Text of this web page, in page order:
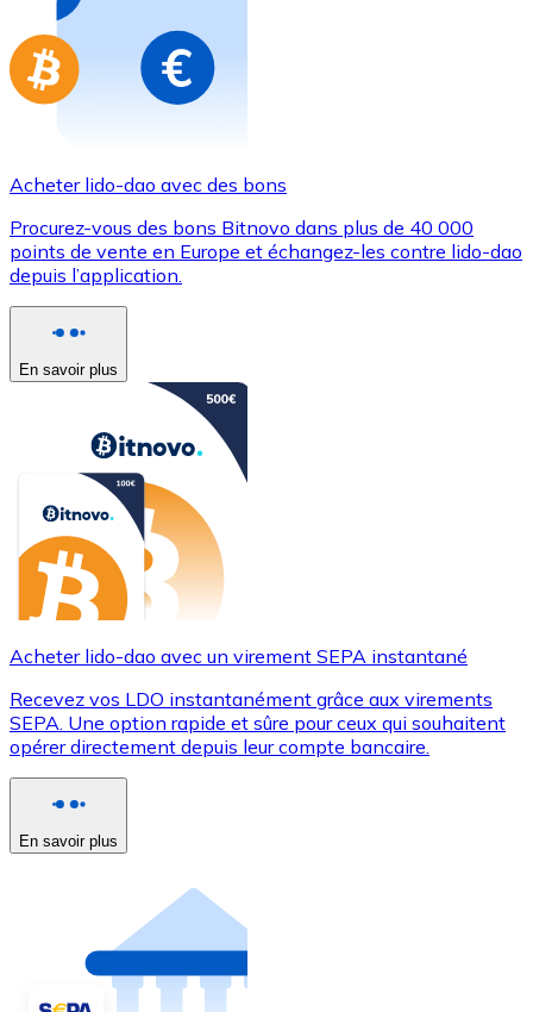
Aller à la boutique de cartes-cadeaux
Acheter lido-dao avec des bons
Procurez-vous des bons Bitnovo dans plus de 40 000
points de vente en Europe et échangez-les contre lido-dao
depuis l’application.
En savoir plus
Acheter lido-dao avec un virement SEPA instantané
Recevez vos LDO instantanément grâce aux virements
SEPA. Une option rapide et sûre pour ceux qui souhaitent
opérer directement depuis leur compte bancaire.
En savoir plus